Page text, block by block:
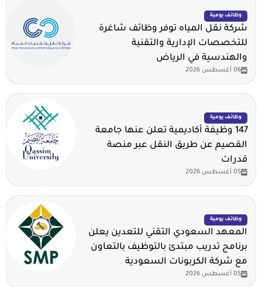
وظائف يومية
شركة نقل المياه توفر وظائف شاغرة
للتخصصات الإدارية والتقنية
والهندسية في الرياض
06 أغسطس 2026
وظائف يومية
147 وظيفة أكاديمية تعلن عنها جامعة
القصيم عن طريق النقل عبر منصة
قدرات
05 أغسطس 2026
وظائف يومية
المعهد السعودي التقني للتعدين يعلن
برنامج تدريب مبتدئ بالتوظيف بالتعاون
مع شركة الكربونات السعودية
05 أغسطس 2026